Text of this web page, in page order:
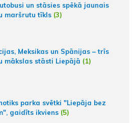
un stāsies spēkā jaunais
maršrutu tīkls (3)
Meksikas un Spānijas – trīs
mākslas stāsti Liepājā (1)
parka svētki "Liepāja bez
gaidīts ikviens (5)